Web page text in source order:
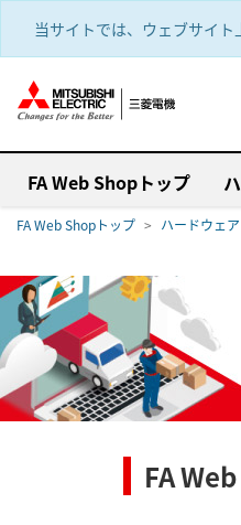
当サイトでは、ウェブサイ
FA Web Shopトップ
FA Web Shopトップ ハードウェア
FA